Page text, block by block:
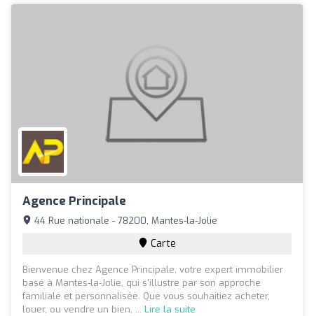
Agence Principale
44 Rue nationale - 78200, Mantes-la-Jolie
Carte
Bienvenue chez Agence Principale, votre expert immobilier
basé à Mantes-la-Jolie, qui s'illustre par son approche
familiale et personnalisée. Que vous souhaitiez acheter,
louer, ou vendre un bien, ... Lire la suite